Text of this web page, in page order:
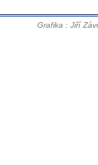
Grafika : Jiří